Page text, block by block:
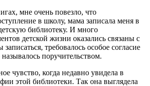
мне очень повезло, что
в школу, мама записала меня в
библиотеку. И много
детской жизни оказались связаны с
требовалось особое согласие
поручительством.
чувство, когда недавно увидела в
этой библиотеки. Так она выглядела